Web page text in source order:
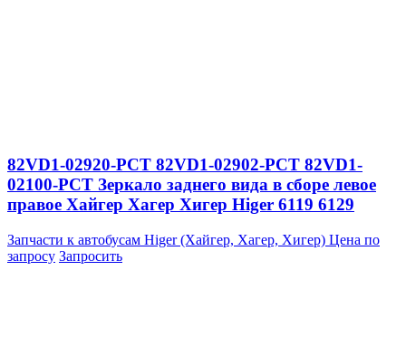
82VD1-02920-PCT 82VD1-02902-PCT 82VD1-
02100-PCT Зеркало заднего вида в сборе левое
правое Хайгер Хагер Хигер Higer 6119 6129
Запчасти к автобусам Higer (Хайгер, Хагер, Хигер) Цена по
запросу Запросить